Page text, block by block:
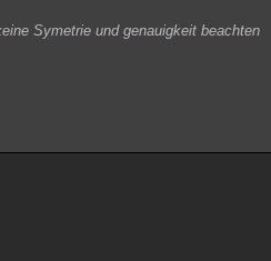
Symetrie und genauigkeit beachten